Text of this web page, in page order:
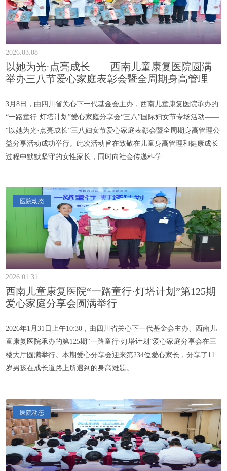
2026.03.08
以她为光·点亮成长——西南儿童康复医院圆满
举办三八节爱心家庭表彰会暨全周期身高管理
3月8日，由四川省关心下一代基金会主办，西南儿童康复医院承办的
“一路童行·灯塔计划”爱心家庭分享会“三八”国际妇女节专场活动——
“以她为光·点亮成长”三八妇女节爱心家庭表彰会暨全周期身高管理公
益分享活动成功举行。此次活动旨在致敬在儿童身高管理和健康成长
过程中默默坚守的女性家长，同时向社会传递科学...
医院动态
2026.01.31
西南儿童康复医院“一路童行·灯塔计划”第125期
爱心家庭分享会圆满举行
​2026年1月31日上午10:30，由四川省关心下一代基金会主办、西南儿
童康复医院承办的第125期“一路童行·灯塔计划”爱心家庭分享会在三
楼大厅圆满举行。本期爱心分享会迎来第234位爱心家长，分享了11
岁男孩在成长道路上所遇到的身高难题。
医院动态